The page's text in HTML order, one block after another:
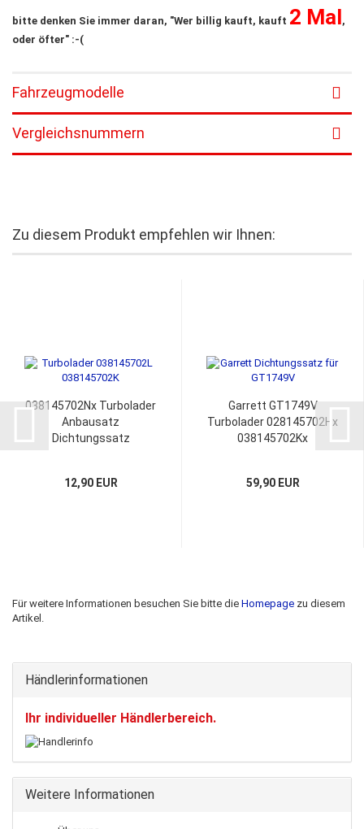
bitte denken Sie immer daran, "Wer billig kauft, kauft 2 Mal,
oder öfter" :-(
Fahrzeugmodelle
Vergleichsnummern
Zu diesem Produkt empfehlen wir Ihnen:
038145702Nx Turbolader
Anbausatz
Dichtungssatz
12,90 EUR
Garrett GT1749V
Turbolader 028145702Hx
038145702Kx
59,90 EUR
Für weitere Informationen besuchen Sie bitte die Homepage zu diesem
Artikel.
Händlerinformationen
Ihr individueller Händlerbereich.
Weitere Informationen